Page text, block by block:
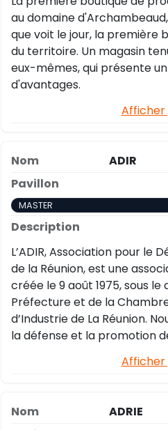
au domaine
que voit le jour, la première boutique de producteurs
du territoire. Un magasin
eux-mêmes, qui présente
d'avantages.
Afficher
ADIR
MASTER
L’ADIR, Association pour le
de la Réunion, est une
créée le 9 août 1975, sous
Préfecture et de la
d’Industrie de La Réunion.
la défense et la promotion
nombreux axes
Afficher
ADRIE